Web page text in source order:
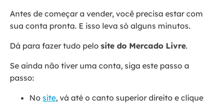
Antes de começar a vender, você precisa estar com
sua conta pronta. E isso leva só alguns minutos.
Dá para fazer tudo pelo site do Mercado Livre.
Se ainda não tiver uma conta, siga este passo a
passo:
No site, vá até o canto superior direito e clique